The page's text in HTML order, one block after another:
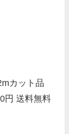
カット品
円 送料無料